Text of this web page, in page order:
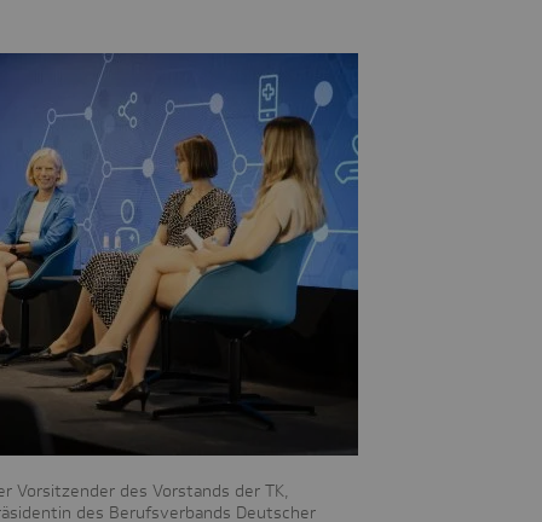
Vorsitzender des Vorstands der TK,
des Berufsverbands Deutscher